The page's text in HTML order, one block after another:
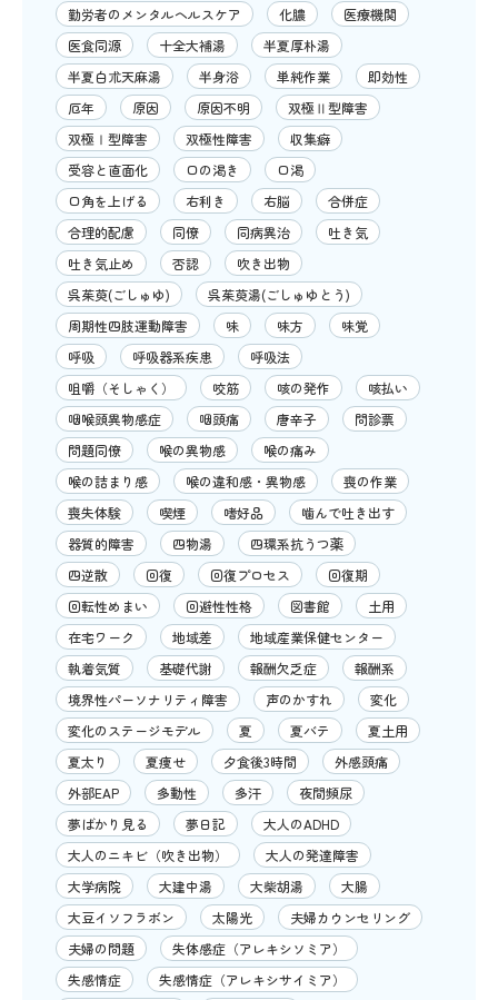
勤労者のメンタルヘルスケア
化膿
医療機関
医食同源
十全大補湯
半夏厚朴湯
半夏白朮天麻湯
半身浴 単純作業
即効性
厄年
原因 原因不明
双極Ⅱ型障害
双極Ⅰ型障害
双極性障害
収集癖
受容と直面化
口の渇き
口渇
口角を上げる
右利き 右脳
合併症
合理的配慮
同僚 同病異治
吐き気
吐き気止め
否認
吹き出物
呉茱萸(ごしゅゆ)
呉茱萸湯(ごしゅゆとう)
周期性四肢運動障害
味 味方
味覚
呼吸
呼吸器系疾患
呼吸法
咀嚼（そしゃく）
咬筋 咳の発作
咳払い
咽喉頭異物感症
咽頭痛 唐辛子
問診票
問題同僚
喉の異物感
喉の痛み
喉の詰まり感
喉の違和感・異物感
喪の作業
喪失体験
喫煙 嗜好品
噛んで吐き出す
器質的障害
四物湯
四環系抗うつ薬
四逆散
回復 回復プロセス
回復期
回転性めまい
回避性性格 図書館
土用
在宅ワーク
地域差
地域産業保健センター
執着気質
基礎代謝 報酬欠乏症
報酬系
境界性パーソナリティ障害
声のかすれ
変化
変化のステージモデル
夏 夏バテ
夏土用
夏太り
夏痩せ 夕食後3時間
外感頭痛
外部EAP
多動性 多汗
夜間頻尿
夢ばかり見る
夢日記
大人のADHD
大人のニキビ（吹き出物）
大人の発達障害
大学病院
大建中湯 大柴胡湯
大腸
大豆イソフラボン
太陽光
夫婦カウンセリング
夫婦の問題
失体感症（アレキシソミア）
失感情症
失感情症（アレキシサイミア）